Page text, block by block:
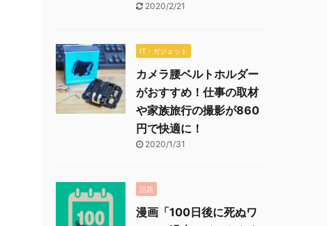
2020/2/21
IT・ガジェット
カメラ腰ベルトホルダー
がおすすめ！仕事の取材
や家族旅行の撮影が860
円で快適に！
2020/1/31
話題
漫画「100日後に死ぬワ